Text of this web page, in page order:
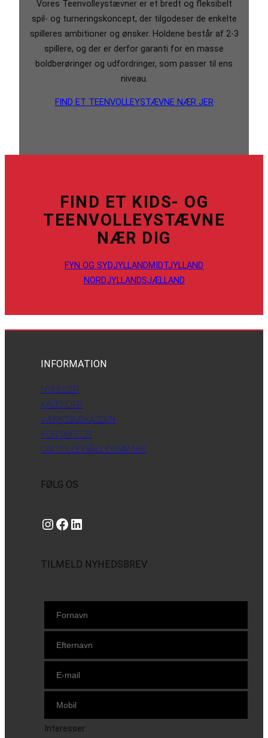
Vores Teenvolleystævner er et bredt og fleksibelt
spil- og turneringskoncept, der tilgodeser de enkelte
spilleres ambitioner og ønsker. Holdene består af 2-3
spillere, og der er derfor garanti for en masse
boldberøringer og udfordringer, som passer til ens
niveau.
FIND ET TEENVOLLEYSTÆVNE NÆR JER
FIND ET KIDS- OG
TEENVOLLEYSTÆVNE
NÆR DIG
FYN OG SYDJYLLANDMIDTJYLLAND
NORDJYLLANDSJÆLLAND
INFORMATION
NYHEDER
KALENDER
VÆRKTØJSKASSEN
KONTAKT OS
OM VOLLEYBALL DANMARK
FØLG OS
Instagram https://www.facebook.com/danishbeachvolleytour LinkedIn
TILMELD NYHEDSBREV
Interesser: